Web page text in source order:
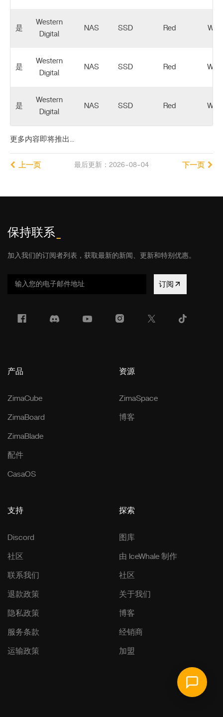
是
Western
Digital
NAS SSD Red
是
Western
Digital
NAS SSD Red
是
Western
Digital
NAS SSD Red
更多内容即将推出…
最后更新：2026-08-04
上一页 下一页
保持联系
加入我们的订阅者列表，获取最新的新闻、更新和特别优惠。
订阅
产品
ZimaCube
ZimaBoard
ZimaBlade
配件
CasaOS
资源
ZimaSpace
博客
支持
Discord
社区
联系我们
退款政策
隐私政策
服务条款
运输政策
探索
图库
由 IceWhale 制作
社区
关于我们
博客
经销商
加盟